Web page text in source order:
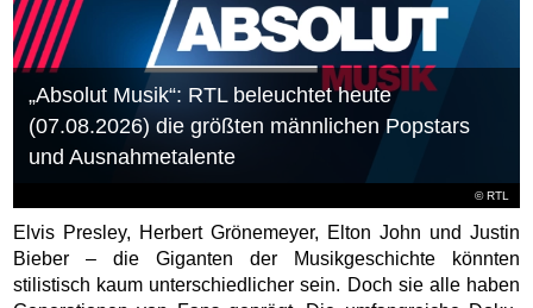
©RTL
„Absolut Musik“: RTL beleuchtet heute
(07.08.2026) die größten männlichen Popstars
und Ausnahmetalente
Elvis Presley, Herbert Grönemeyer, Elton John und Justin
Bieber – die Giganten der Musikgeschichte könnten
stilistisch kaum unterschiedlicher sein. Doch sie alle haben